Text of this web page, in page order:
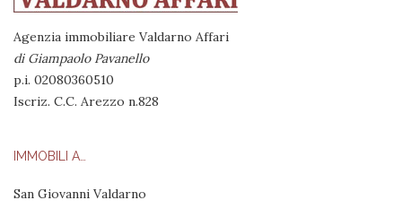
Agenzia immobiliare Valdarno Affari
di Giampaolo Pavanello
p.i. 02080360510
Iscriz. C.C. Arezzo n.828
IMMOBILI A…
San Giovanni Valdarno